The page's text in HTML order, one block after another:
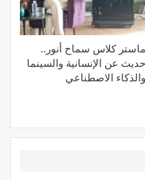
ماستر كلاس سماح أنور..
حديث عن الإنسانية والسينما
والذكاء الاصطناعي